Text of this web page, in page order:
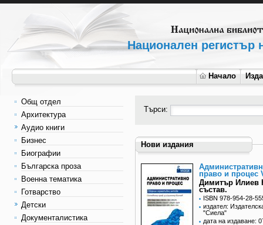
Национален регистър
Начало
Общ отдел
Архитектура
Аудио книги
Бизнес
Биографии
Българска проза
Военна тематика
Готварство
Детски
Документалистика
Търси:
Нови издания
право и процес
Димитър Илиев
състав.
ISBN 978-954-28-
издател:
"Сиела"
дата на издаване: